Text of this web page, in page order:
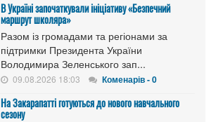
В Україні започаткували ініціативу «Безпечний
маршрут школяра»
Разом із громадами та регіонами за
підтримки Президента України
Володимира Зеленського зап...
09.08.2026 18:03 Коменарів - 0
На Закарапатті готуються до нового навчального
сезону